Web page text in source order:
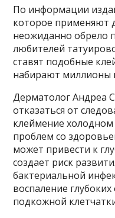
По информации
которое применяют
неожиданно обрело
любителей
ставят подобные
набирают миллионы
Дерматолог Андреа
отказаться от
клеймение
проблем со
может привести к
создает риск
бактериальной
воспаление
подкожной